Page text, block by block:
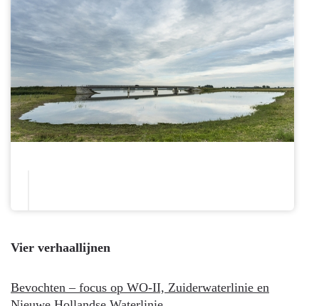
Vier verhaallijnen
Bevochten – focus op WO-II, Zuiderwaterlinie en